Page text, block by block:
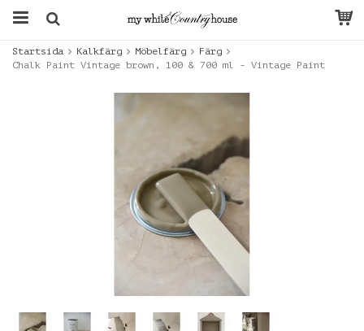
Startsida Kalkfärg Möbelfärg
Färg
Chalk Paint Vintage brown, 100 & 700 ml - Vintage Paint